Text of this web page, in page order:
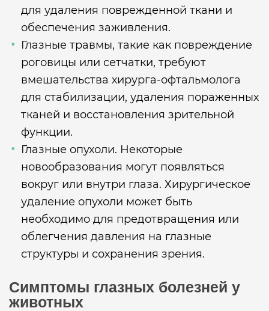
для удаления поврежденной ткани и
обеспечения заживления.
Глазные травмы, такие как повреждение
роговицы или сетчатки, требуют
вмешательства хирурга-офтальмолога
для стабилизации, удаления пораженных
тканей и восстановления зрительной
функции.
Глазные опухоли. Некоторые
новообразования могут появляться
вокруг или внутри глаза. Хирургическое
удаление опухоли может быть
необходимо для предотвращения или
облегчения давления на глазные
структуры и сохранения зрения.
Симптомы глазных болезней у
животных